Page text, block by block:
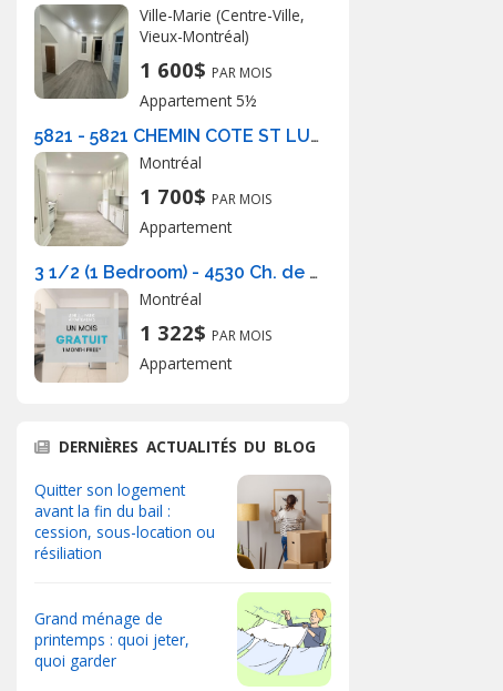
Ville-Marie (Centre-Ville,
Vieux-Montréal)
1 600$ PAR MOIS
Appartement 5½
5821 - 5821 CHEMIN COTE ST LUC, Montréal
Montréal
1 700$ PAR MOIS
Appartement
3 1/2 (1 Bedroom) - 4530 Ch. de la Côte-des-Neiges, Montréal
Montréal
1 322$ PAR MOIS
Appartement
DERNIÈRES ACTUALITÉS DU BLOG
Quitter son logement
avant la fin du bail :
cession, sous-location ou
résiliation
Grand ménage de
printemps : quoi jeter,
quoi garder